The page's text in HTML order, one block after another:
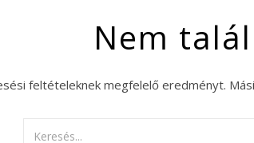
Nem
feltételeknek megfelelő eredményt.